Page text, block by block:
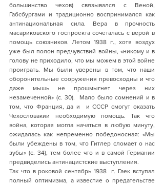
большинство чехов) связывался с Веной,
Габсбургами и традиционно воспринимался как
антинациональная сила. Вера в прочность
масариковского госпроекта сочеталась с верой в
помощь союзников. Летом 1938 г., хотя воздух
уже был полон предчувствий войны, «никому и в
голову не приходило, что мы можем в этой войне
проиграть. Мы были уверены в том, что наши
оборонительные сооружения превосходны и что
даже мышь не прошмыгнет через них
незамеченной» (с. 30).  Мало было сомнений и в
том, что Франция, да и  и СССР смогут оказать
Чехословакии необходимую помощь. Так что
война, которая могла начаться в любую минуту,
ожидалась как непременно победоносная: «Мы
были убеждены в том, что Гитлер сломает о нас
зубы» (с. 34), тем более что и в самой Германии
предвиделись антинацистские выступления.
Так что в роковой сентябрь 1938  г. Гаек вступал
полный оптимизма, а известие о предательстве